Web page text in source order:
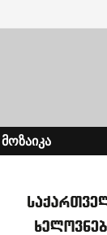
ᲛᲝᲖᲐᲘᲙᲐ